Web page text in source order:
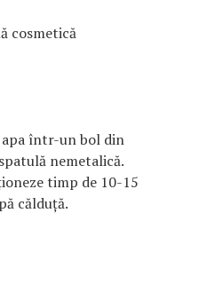
cosmetică
apa într-un bol din
nemetalică.
timp de 10-15
călduță.